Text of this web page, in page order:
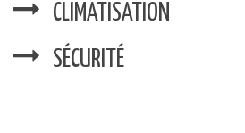
CLIMATISATION
SÉCURITÉ